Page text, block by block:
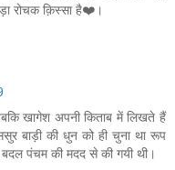
रोचक क़िस्सा है❤️।
खागेश अपनी किताब में लिखते हैं
बाड़ी की धुन को ही चुना था रूप
पंचम की मदद से की गयी थी।